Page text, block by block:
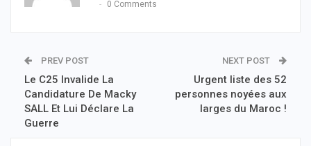
0 Comments
PREV POST
Le C25 Invalide La
Candidature De Macky
SALL Et Lui Déclare La
Guerre
NEXT POST
Urgent liste des 52
personnes noyées aux
larges du Maroc !